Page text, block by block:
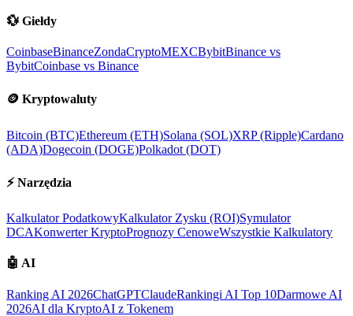
💱 Giełdy
CoinbaseBinanceZondaCryptoMEXCBybitBinance vs
BybitCoinbase vs Binance
🪙 Kryptowaluty
Bitcoin (BTC)Ethereum (ETH)Solana (SOL)XRP (Ripple)Cardano
(ADA)Dogecoin (DOGE)Polkadot (DOT)
⚡ Narzędzia
Kalkulator PodatkowyKalkulator Zysku (ROI)Symulator
DCAKonwerter KryptoPrognozy CenoweWszystkie Kalkulatory
🤖 AI
Ranking AI 2026ChatGPTClaudeRankingi AI Top 10Darmowe AI
2026AI dla KryptoAI z Tokenem